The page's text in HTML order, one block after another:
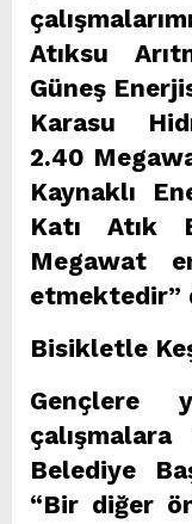
Atıksu
Güneş
Karasu
2.40
Kaynaklı
Katı Atık
Megawat
etmektedir”
Bisikletle
Gençlere
Belediye
“Bir diğer